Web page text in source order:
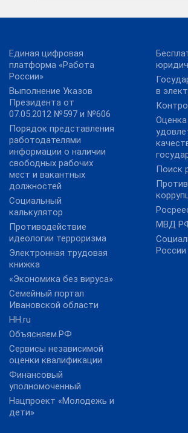
Единая цифровая
платформа «Работа
России»
Выполнение Указов
Президента от
07.05.2012 №597 и №606
Порядок представления
работодателями
информации о наличии
свободных рабочих
мест и вакантных
должностей
Социальный
калькулятор
Противодействие
идеологии терроризма
Электронная трудовая
книжка
«Экономика без вируса»
Семейный портал
Ивановской области
HH.ru
Объясняем.РФ
Сервисы независимой
оценки квалификации
Финансовый
уполномоченный
Нацпроект «Молодежь и
дети»
в
Оценка
Поиск
МВД
России